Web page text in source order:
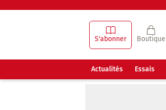
S'abonner Boutique
Actualités Essais